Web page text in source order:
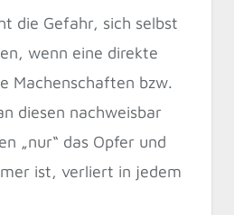
die Gefahr, sich selbst
wenn eine direkte
Machenschaften bzw.
diesen nachweisbar
„nur“ das Opfer und
ist, verliert in jedem